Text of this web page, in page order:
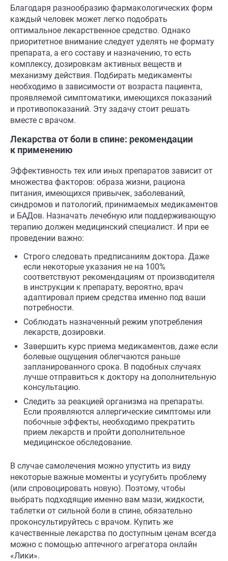
Благодаря разнообразию фармакологических форм
каждый человек может легко подобрать
оптимальное лекарственное средство. Однако
приоритетное внимание следует уделять не формату
препарата, а его составу и назначению, то есть
комплексу, дозировкам активных веществ и
механизму действия. Подбирать медикаменты
необходимо в зависимости от возраста пациента,
проявляемой симптоматики, имеющихся показаний
и противопоказаний. Эту задачу стоит решать
вместе с врачом.
Лекарства от боли в спине: рекомендации
к применению
Эффективность тех или иных препаратов зависит от
множества факторов: образа жизни, рациона
питания, имеющихся привычек, заболеваний,
синдромов и патологий, принимаемых медикаментов
и БАДов. Назначать лечебную или поддерживающую
терапию должен медицинский специалист. И при ее
проведении важно:
Строго следовать предписаниям доктора. Даже
если некоторые указания не на 100%
соответствуют рекомендациям от производителя
в инструкции к препарату, вероятно, врач
адаптировал прием средства именно под ваши
потребности.
Соблюдать назначенный режим употребления
лекарств, дозировки.
Завершить курс приема медикаментов, даже если
болевые ощущения облегчаются раньше
запланированного срока. В подобных случаях
лучше отправиться к доктору на дополнительную
консультацию.
Следить за реакцией организма на препараты.
Если проявляются аллергические симптомы или
побочные эффекты, необходимо прекратить
прием лекарств и пройти дополнительное
медицинское обследование.
В случае самолечения можно упустить из виду
некоторые важные моменты и усугубить проблему
(или спровоцировать новую). Поэтому, чтобы
выбрать подходящие именно вам мази, жидкости,
таблетки от сильной боли в спине, обязательно
проконсультируйтесь с врачом. Купить же
качественные лекарства по доступным ценам всегда
можно с помощью аптечного агрегатора онлайн
«Лики».